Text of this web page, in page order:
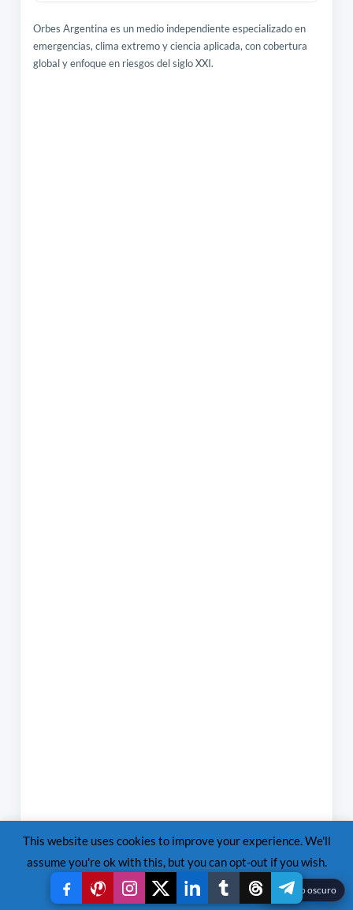
Orbes Argentina es un medio independiente especializado en
emergencias, clima extremo y ciencia aplicada, con cobertura
global y enfoque en riesgos del siglo XXI.
This website uses cookies to improve your experience. We'll
assume you're ok with this, but you can opt-out if you wish.
Accept Reject Read More ☾Modo oscuro